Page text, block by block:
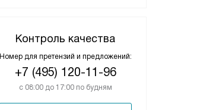
Контроль качества
Номер для претензий и предложений:
+7 (495) 120-11-96
с 08:00 до 17:00 по будням